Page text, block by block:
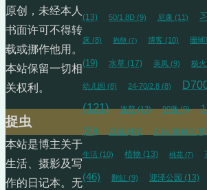
(13) 50/1.8D (9) 尼康 (11)
床 (8) 抱卵 (7) 博客 (10) 珊瑚
(19) 水草 (17) 美凤 (9) 极火
幼儿园 (8) 24-70/2.8 (8)
(121)
迷螯(12) 90微(9)
(20) 盆栽 (14) Z 14-30 f4 S (9)
生活 (10) 植物 (13) 桃花 (7)
(46) 翻缸 (9) 迎泽公园 (13)
原创，未经本人
书面许可不得转
载或挪作他用。
本站保留一切相
关权利。
捉虫
本站是博主关于
生活、摄影及写
作的日记本。无